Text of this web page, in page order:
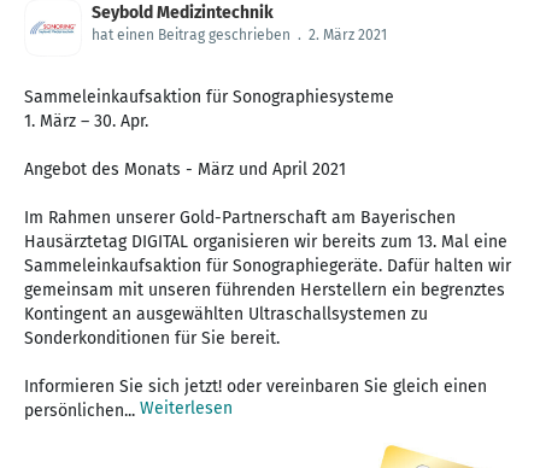
Seybold Medizintechnik
hat einen Beitrag geschrieben . 2. März 2021
Sammeleinkaufsaktion für Sonographiesysteme
1. März – 30. Apr.
Angebot des Monats - März und April 2021
Im Rahmen unserer Gold-Partnerschaft am Bayerischen
Hausärztetag DIGITAL organisieren wir bereits zum 13. Mal eine
Sammeleinkaufsaktion für Sonographiegeräte. Dafür halten wir
gemeinsam mit unseren führenden Herstellern ein begrenztes
Kontingent an ausgewählten Ultraschallsystemen zu
Sonderkonditionen für Sie bereit.
Informieren Sie sich jetzt! oder vereinbaren Sie gleich einen
persönlichen... Weiterlesen